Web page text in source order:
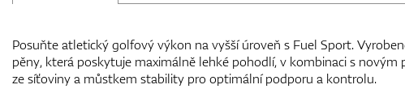
Posuňte atletický golfový výkon na vyšší úroveň s Fuel Sport.
pěny, která poskytuje maximálně lehké pohodlí, v kombinaci s novým
ze síťoviny a můstkem stability pro optimální podporu a kontrolu.